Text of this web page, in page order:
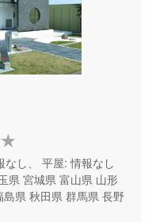
なし、 平屋: 情報なし
県 宮城県 富山県 山形
島県 秋田県 群馬県 長野